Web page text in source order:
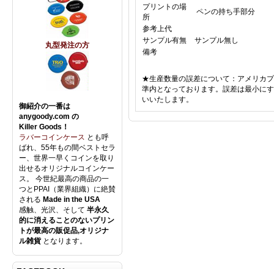
丸型発注の方
御紹介の一番は
anygoody.com の
Killer Goods！
ラバーコインケース とも呼
ばれ、55年もの間ベストセラ
ー、世界一早くコインを取り
出せるオリジナルコインケー
ス。 今世紀最高の商品の一
つとPPAI（業界組織）に絶賛
される Made in the USA
感触、光沢、そして 半永久
的に消えることのないプリン
トが最高の販促品,オリジナ
ル雑貨 となります。
プリントの場
所
ペンの持ち手部分
参考上代
サンプル有無
サンプル無し
備考
★生産数量の誤差について：アメリカ
準内となっております。誤差は最小に
いいたします。